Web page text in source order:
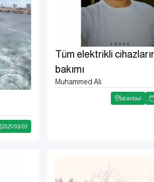
2021/03/03
Tüm elektrikli
bakımı
Muhammed Ali
İstanbul